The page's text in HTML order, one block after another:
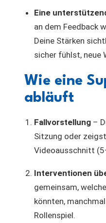
Eine
an dem Feedback
Deine Stärken
sicher fühlst, neue
Wie eine
abläuft
Fallvorstellung –
Sitzung oder
Videoausschnitt
Interventionen
gemeinsam,
könnten,
Rollenspiel.